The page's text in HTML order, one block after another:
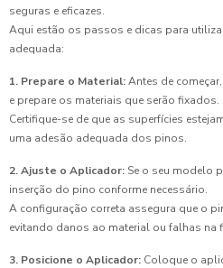
seguras e eficazes.
Aqui estão os passos e dicas para
adequada:
1. Prepare o Material:Antes de
e prepare os materiais que serão fixados.
Certifique-se de que as superfícies
uma adesão adequada dos pinos.
2. Ajuste o Aplicador: Se o seu modelo
inserção do pino conforme necessário.
A configuração correta assegura que o
evitando danos ao material ou falhas na
3. Posicione o Aplicador: Coloque o